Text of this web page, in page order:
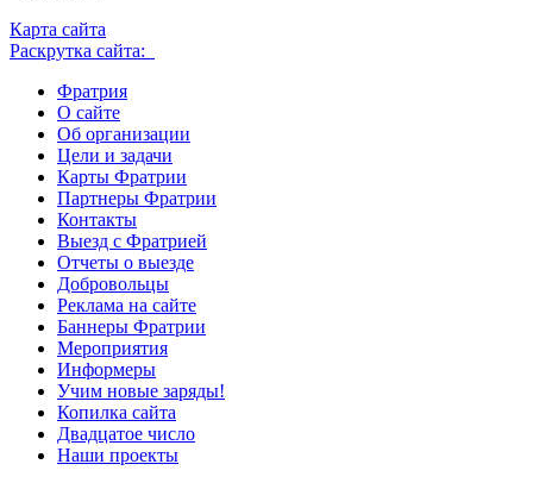
Карта сайта
Раскрутка сайта:
Фратрия
О сайте
Об организации
Цели и задачи
Карты Фратрии
Партнеры Фратрии
Контакты
Выезд с Фратрией
Отчеты о выезде
Добровольцы
Реклама на сайте
Баннеры Фратрии
Мероприятия
Информеры
Учим новые заряды!
Копилка сайта
Двадцатое число
Наши проекты